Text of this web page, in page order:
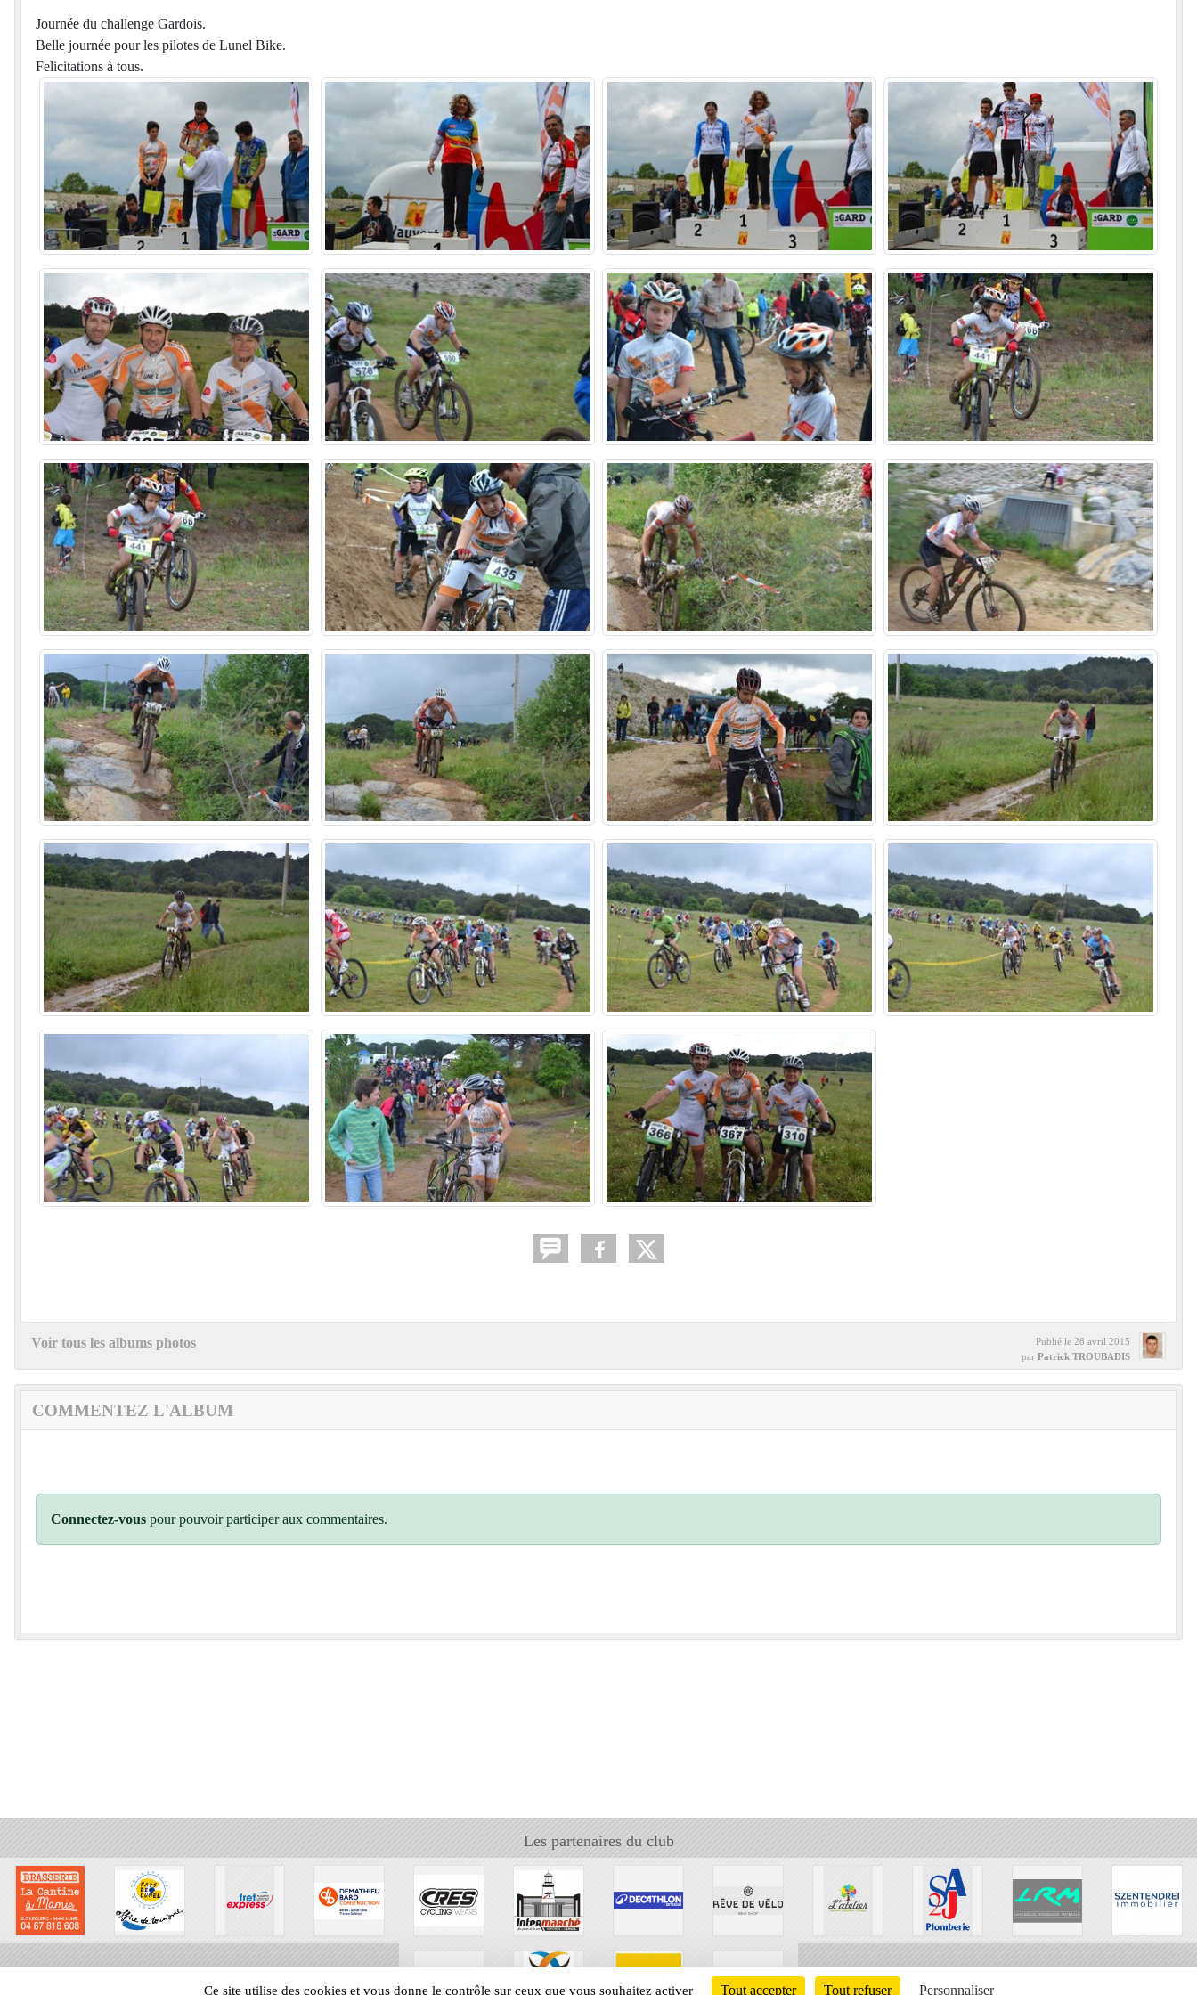
Journée du challenge Gardois.
Belle journée pour les pilotes de Lunel Bike.
Felicitations à tous.
Voir tous les albums photos Publié le 28 avril 2015
par Patrick TROUBADIS
COMMENTEZ L'ALBUM
Connectez-vous pour pouvoir participer aux commentaires.
Les partenaires du club
Ce site utilise des cookies et vous donne le contrôle sur ceux que vous souhaitez activer Tout accepter Tout refuser Personnaliser